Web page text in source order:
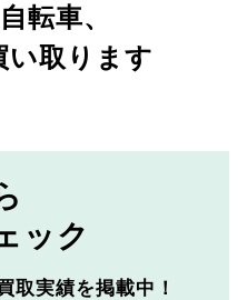
転車、
い取ります
ック
取実績を掲載中！